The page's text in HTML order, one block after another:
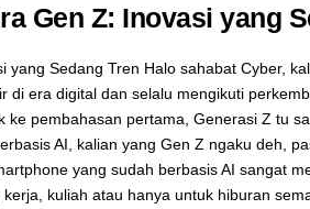
Gen Z: Inovasi yang
yang Sedang Tren Halo sahabat Cyber,
di era digital dan selalu mengikuti
ke pembahasan pertama, Generasi Z tu
AI, kalian yang Gen Z ngaku deh,
yang sudah berbasis AI sangat
kuliah atau hanya untuk hiburan